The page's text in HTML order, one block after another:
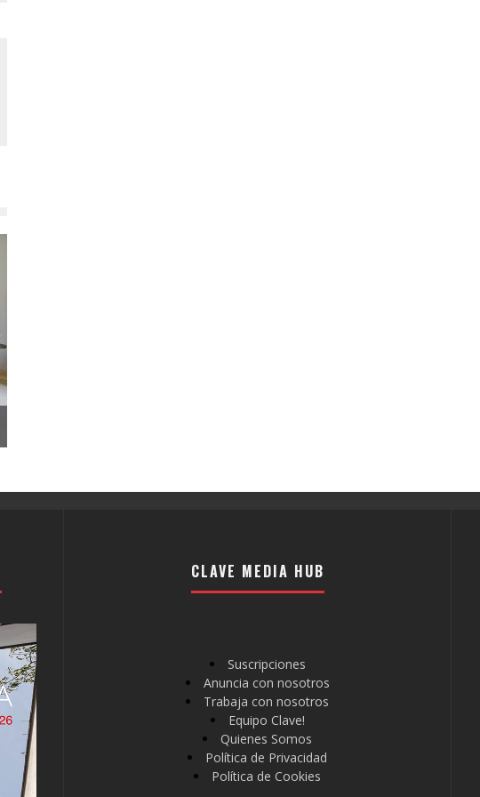
CLAVE MEDIA HUB
Suscripciones
Anuncia con nosotros
Trabaja con nosotros
Equipo Clave!
Quienes Somos
Política de Privacidad
Política de Cookies